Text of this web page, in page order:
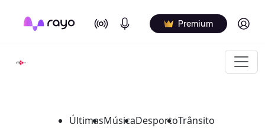
On Air Podcasts Premium Log in
ÚltimasMúsicaDesportoTrânsito